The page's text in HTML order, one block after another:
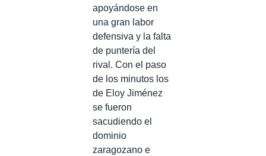
apoyándose en
una gran labor
defensiva y la falta
de puntería del
rival. Con el paso
de los minutos los
de Eloy Jiménez
se fueron
sacudiendo el
dominio
zaragozano e